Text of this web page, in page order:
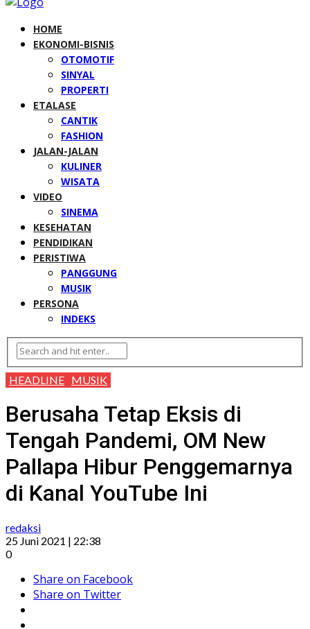
HOME
EKONOMI-BISNIS
OTOMOTIF
SINYAL
PROPERTI
ETALASE
CANTIK
FASHION
JALAN-JALAN
KULINER
WISATA
VIDEO
SINEMA
KESEHATAN
PENDIDIKAN
PERISTIWA
PANGGUNG
MUSIK
PERSONA
INDEKS
HEADLINE MUSIK
Berusaha Tetap Eksis di
Tengah Pandemi, OM New
Pallapa Hibur Penggemarnya
di Kanal YouTube Ini
redaksi
25 Juni 2021 | 22:38
0
Share on Facebook
Share on Twitter